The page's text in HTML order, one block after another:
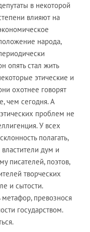
в некоторой
влияют на
народа,
опять стал жить
этические и
охотнее говорят
чем сегодня. А
проблем не
У всех
полагать,
дум и
писателей, поэтов,
творческих
и сытости.
превознося
государством.